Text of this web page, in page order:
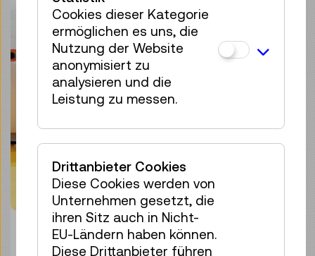
© Technisches Museum Wien
Cookies dieser Kategorie
ermöglichen es uns, die
Nutzung der Website
anonymisiert zu
analysieren und die
Leistung zu messen.
Drittanbieter Cookies
Diese Cookies werden von
Unternehmen gesetzt, die
ihren Sitz auch in Nicht-
EU-Ländern haben können.
Diese Drittanbieter führen